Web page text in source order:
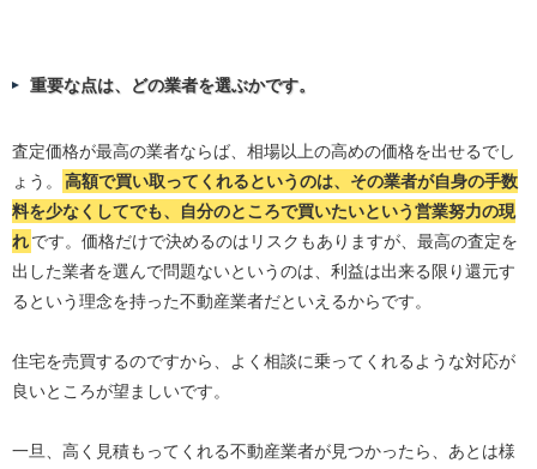
重要な点は、どの業者を選ぶかです。
査定価格が最高の業者ならば、相場以上の高めの価格を出せるでし
ょう。
高額で買い取ってくれるというのは、その業者が自身の手数
料を少なくしてでも、自分のところで買いたいという営業努力の現
れです。価格だけで決めるのはリスクもありますが、最高の査定を
出した業者を選んで問題ないというのは、利益は出来る限り還元す
るという理念を持った不動産業者だといえるからです。
住宅を売買するのですから、よく相談に乗ってくれるような対応が
良いところが望ましいです。
一旦、高く見積もってくれる不動産業者が見つかったら、あとは様